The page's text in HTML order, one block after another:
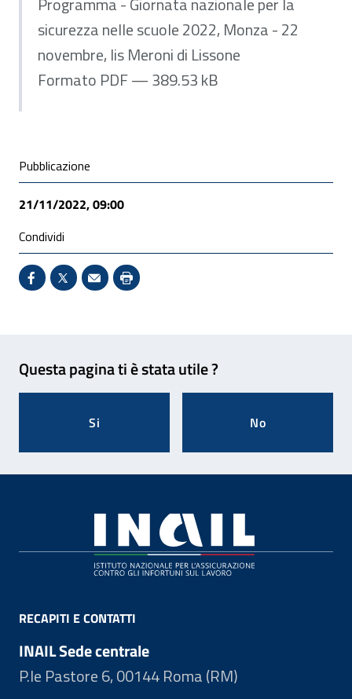
sicurezza nelle scuole 2022, Monza - 22
novembre, Iis Meroni di Lissone
Formato PDF — 389.53 kB
Condivisione social
Pubblicazione
21/11/2022, 09:00
Condividi
Condividi su Facebook - Sito esterno - Apertura in
X - Sito esterno - Apertura in nuova finestra
Invio Mail: apre il programma di posta
Stampa pagina: scelta meno
Questa pagina ti è stata utile ?
Si No
RECAPITI E CONTATTI
INAIL Sede centrale
P.le Pastore 6, 00144 Roma (RM)